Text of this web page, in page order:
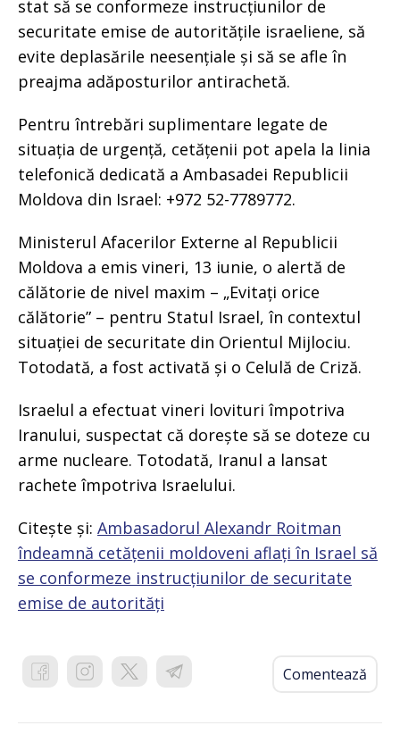
stat să se conformeze instrucțiunilor de
securitate emise de autoritățile israeliene, să
evite deplasările neesențiale și să se afle în
preajma adăposturilor antirachetă.
Pentru întrebări suplimentare legate de
situația de urgență, cetățenii pot apela la linia
telefonică dedicată a Ambasadei Republicii
Moldova din Israel: +972 52-7789772.
Ministerul Afacerilor Externe al Republicii
Moldova a emis vineri, 13 iunie, o alertă de
călătorie de nivel maxim – „Evitați orice
călătorie” – pentru Statul Israel, în contextul
situației de securitate din Orientul Mijlociu.
Totodată, a fost activată și o Celulă de Criză.
Israelul a efectuat vineri lovituri împotriva
Iranului, suspectat că dorește să se doteze cu
arme nucleare. Totodată, Iranul a lansat
rachete împotriva Israelului.
Citește și: Ambasadorul Alexandr Roitman
îndeamnă cetățenii moldoveni aflați în Israel să
se conformeze instrucțiunilor de securitate
emise de autorități
Comentează